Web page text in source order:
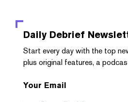
Daily Debrief
Start every day with the top
plus original features, a
Your Email